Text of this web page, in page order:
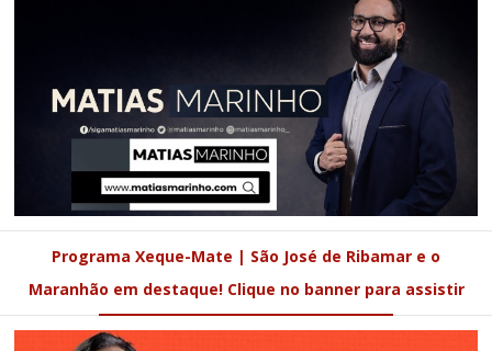
Programa Xeque-Mate | São José de Ribamar e o
Maranhão em destaque! Clique no banner para assistir